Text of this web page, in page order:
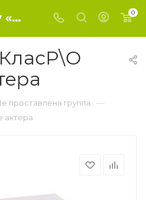
Купить книгу «ЭксклюзивКласР\О технике актера» 2018, Чехов М.А. - Не проставлена группа 0
проставлена группа —
актера